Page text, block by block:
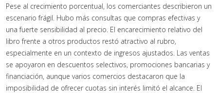
Pese al crecimiento porcentual, los comerciantes describieron un
escenario frágil. Hubo más consultas que compras efectivas y
una fuerte sensibilidad al precio. El encarecimiento relativo del
libro frente a otros productos restó atractivo al rubro,
especialmente en un contexto de ingresos ajustados. Las ventas
se apoyaron en descuentos selectivos, promociones bancarias y
financiación, aunque varios comercios destacaron que la
imposibilidad de ofrecer cuotas sin interés limitó el alcance. El